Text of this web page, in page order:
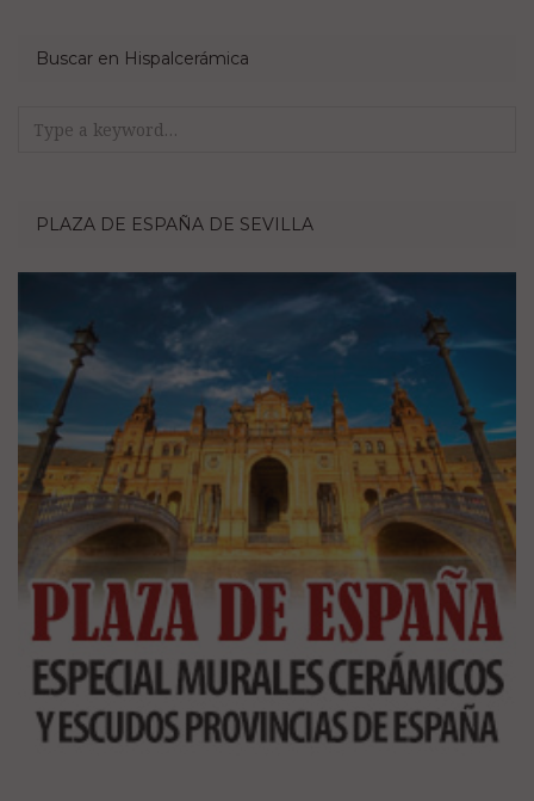
Buscar en Hispalcerámica
Search
PLAZA DE ESPAÑA DE SEVILLA